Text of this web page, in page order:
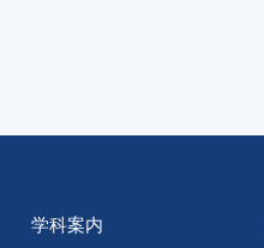
学科案内